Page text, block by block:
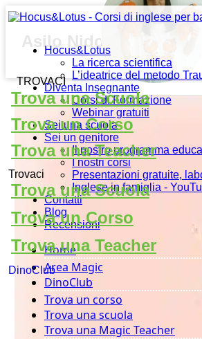
Hocus&Lotus
La ricerca scientifica
L’ideatrice del metodo
Diventa Insegnante
Corsi di Formazione
Webinar gratuiti
Sei una scuola
Sei un genitore
Il nostro programma
I nostri corsi
Presentazioni gratuite,
Inglese in famiglia -
Contatti
Blog
Recensioni
Home
Area Magic
DinoClub
Trova un corso
Trova una scuola
Trova una Magic Teacher
TROVACI
Trova una Scuola
Trova un Corso
Trova una Teacher
Trovaci
Trova una Scuola
Trova un Corso
Trova una Teacher
DinoClub
Asilo Nido d’Infanzia